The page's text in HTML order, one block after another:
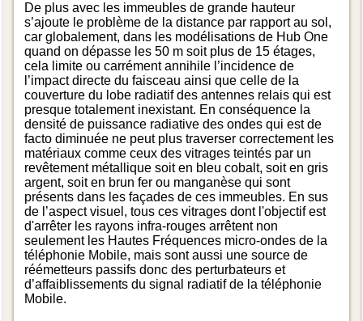
De plus avec les immeubles de grande hauteur
s’ajoute le problème de la distance par rapport au sol,
car globalement, dans les modélisations de Hub One
quand on dépasse les 50 m soit plus de 15 étages,
cela limite ou carrément annihile l’incidence de
l’impact directe du faisceau ainsi que celle de la
couverture du lobe radiatif des antennes relais qui est
presque totalement inexistant. En conséquence la
densité de puissance radiative des ondes qui est de
facto diminuée ne peut plus traverser correctement les
matériaux comme ceux des vitrages teintés par un
revêtement métallique soit en bleu cobalt, soit en gris
argent, soit en brun fer ou manganèse qui sont
présents dans les façades de ces immeubles. En sus
de l’aspect visuel, tous ces vitrages dont l'objectif est
d'arrêter les rayons infra-rouges arrêtent non
seulement les Hautes Fréquences micro-ondes de la
téléphonie Mobile, mais sont aussi une source de
réémetteurs passifs donc des perturbateurs et
d’affaiblissements du signal radiatif de la téléphonie
Mobile.